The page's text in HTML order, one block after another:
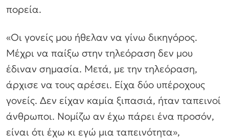
πορεία.
«Οι γονείς μου ήθελαν να γίνω δικηγόρος.
Μέχρι να παίξω στην τηλεόραση δεν μου
έδιναν σημασία. Μετά, με την τηλεόραση,
άρχισε να τους αρέσει. Είχα δύο υπέροχους
γονείς. Δεν είχαν καμία ξιπασιά, ήταν ταπεινοί
άνθρωποι. Νομίζω αν έχω πάρει ένα προσόν,
είναι ότι έχω κι εγώ μια ταπεινότητα»,